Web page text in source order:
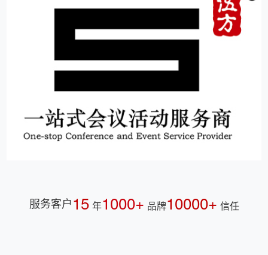
服务客户15 年1000+ 品牌10000+ 信任